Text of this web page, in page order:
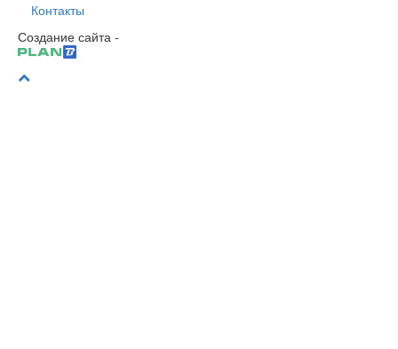
Контакты
Создание сайта -